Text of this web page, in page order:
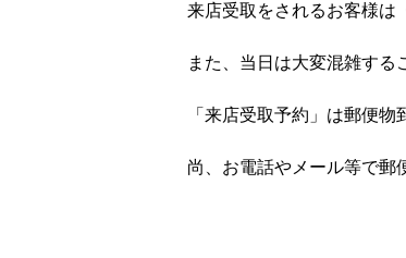
来店受取をされるお客様は
また、当日は大変混雑する
「来店受取予約」は郵便
尚、お電話やメール等で郵